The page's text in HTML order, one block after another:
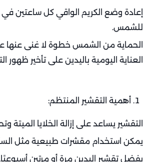
إعادة وضع الكريم الواقي كل ساعتين
للشمس.
الحماية من الشمس خطوة لا غنى عنها
العناية اليومية باليدين على تأخير ظهور
أهمية التقشير المنتظم:
التقشير يساعد على إزالة الخلايا الميتة
يمكن استخدام مقشرات طبيعية مثل
يفضل تقشير اليدين مرة أو مرتين